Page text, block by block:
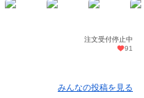
注文受付停止中
91
みんなの投稿を見る